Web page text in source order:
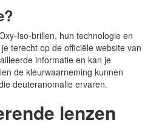
Iso-brillen, hun technologie en
terecht op de officiële website van
informatie en kan je
de kleurwaarneming kunnen
deuteranomalie ervaren.
lenzen